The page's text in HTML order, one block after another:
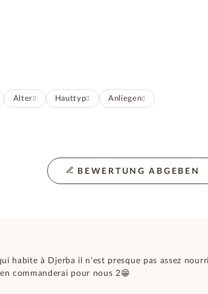
Alter Hauttyp Anliegen
BEWERTUNG ABGEBEN
habite à Djerba il n'est presque pas assez
commanderai pour nous 2😁